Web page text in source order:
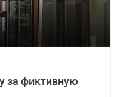
за фиктивную